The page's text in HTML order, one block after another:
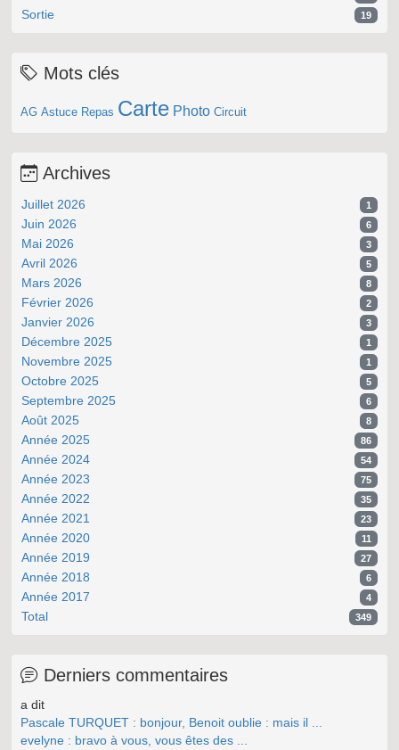
Sortie 19
Mots clés
AG Astuce Repas Carte Photo Circuit
Archives
Juillet 2026 1
Juin 2026 6
Mai 2026 3
Avril 2026 5
Mars 2026 8
Février 2026 2
Janvier 2026 3
Décembre 2025 1
Novembre 2025 1
Octobre 2025 5
Septembre 2025 6
Août 2025 8
Année 2025 86
Année 2024 54
Année 2023 75
Année 2022 35
Année 2021 23
Année 2020 11
Année 2019 27
Année 2018 6
Année 2017 4
Total 349
Derniers commentaires
a dit
Pascale TURQUET : bonjour, Benoit oublie : mais il ...
evelyne : bravo à vous, vous êtes des ...